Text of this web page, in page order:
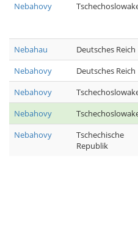
Nebahovy
Nebahau
Deutsches Reich
Nebahovy
Deutsches Reich
Nebahovy
Nebahovy
Nebahovy
Tschechische
Republik